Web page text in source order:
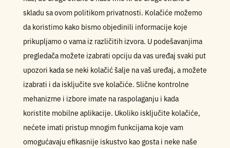
skladu sa ovom politikom privatnosti. Kolačiće možemo
da koristimo kako bismo objedinili informacije koje
prikupljamo o vama iz različitih izvora. U podešavanjima
pregledača možete izabrati opciju da vas uređaj svaki put
upozori kada se neki kolačić šalje na vaš uređaj, a možete
izabrati i da isključite sve kolačiće. Slične kontrolne
mehanizme i izbore imate na raspolaganju i kada
koristite mobilne aplikacije. Ukoliko isključite kolačiće,
nećete imati pristup mnogim funkcijama koje vam
omogućavaju efikasnije iskustvo kao gosta i neke naše